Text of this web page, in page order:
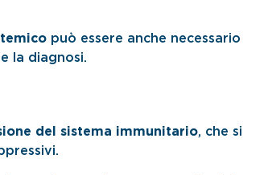
può essere anche necessario
la diagnosi.
del sistema immunitario, che si